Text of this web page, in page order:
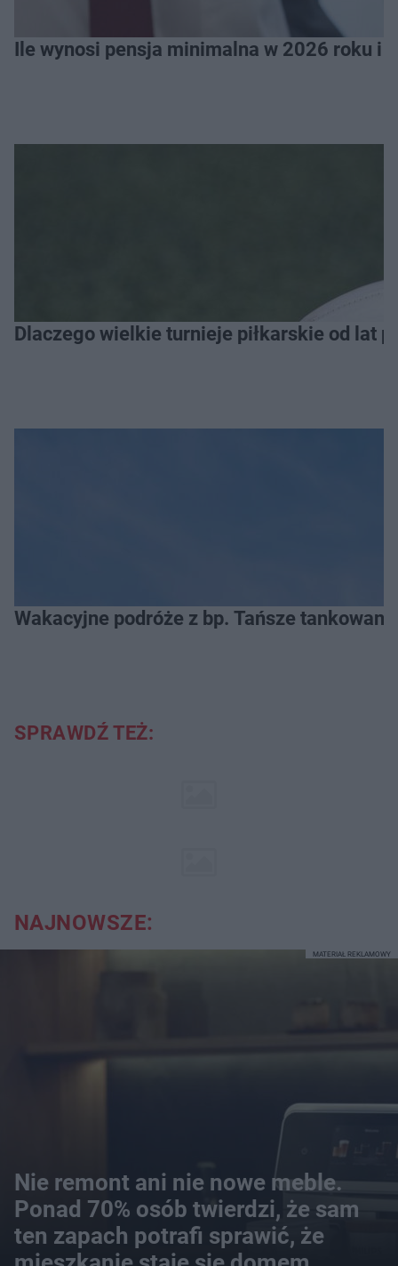
Ile wynosi pensja minimalna w 2026 roku i
Dlaczego wielkie turnieje piłkarskie od lat
Wakacyjne podróże z bp. Tańsze
SPRAWDŹ TEŻ:
NAJNOWSZE:
Nie remont ani nie nowe meble.
Ponad 70% osób twierdzi, że sam
ten zapach potrafi sprawić, że
MATERIAŁ REKLAMOWY